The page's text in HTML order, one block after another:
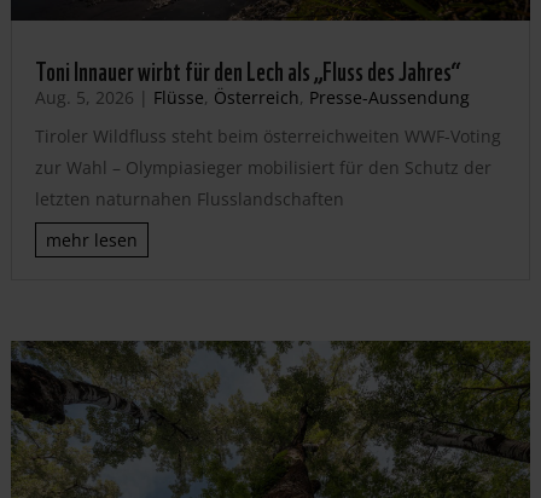
Toni Innauer wirbt für den Lech als „Fluss des Jahres“
Aug. 5, 2026 | Flüsse, Österreich, Presse-Aussendung
Tiroler Wildfluss steht beim österreichweiten WWF-Voting
zur Wahl – Olympiasieger mobilisiert für den Schutz der
letzten naturnahen Flusslandschaften
mehr lesen